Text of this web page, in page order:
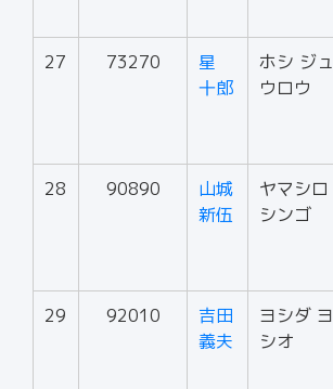
27 73270
星
十郎
ホシ ジュ
ウロウ
28 90890
山城
新伍
ヤマシロ
シンゴ
29 92010
吉田
義夫
ヨシダ ヨ
シオ